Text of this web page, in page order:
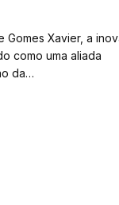
Xavier, a
como uma aliada
da…